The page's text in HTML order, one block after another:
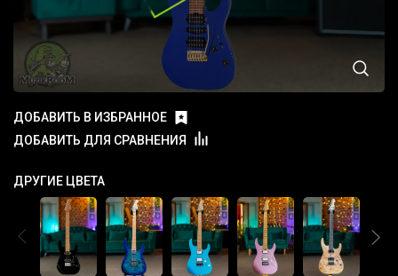
ДОБАВИТЬ В ИЗБРАННОЕ
ДОБАВИТЬ ДЛЯ СРАВНЕНИЯ
ДРУГИЕ ЦВЕТА